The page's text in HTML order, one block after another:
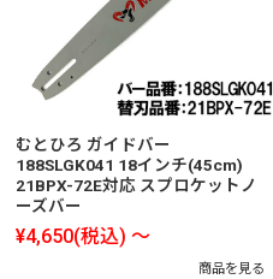
むとひろ ガイドバー
188SLGK041 18インチ(45cm)
21BPX-72E対応 スプロケットノ
ーズバー
¥4,650(税込) ～
商品を見る